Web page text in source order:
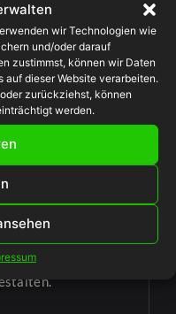
wir Technologien wie
und/oder darauf
zustimmst, können wir Daten
dieser Website verarbeiten.
zurückziehst, können
werden.
und Engagement
Grundstücks